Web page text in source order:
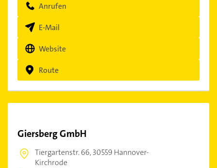
Anrufen
E-Mail
Website
Route
Giersberg GmbH
Tiergartenstr. 66,30559 Hannover-
Kirchrode